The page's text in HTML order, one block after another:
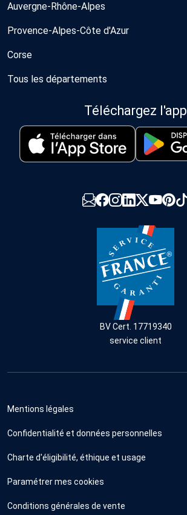
Auvergne-Rhône-Alpes
Provence-Alpes-Côte d'Azur
Corse
Tous les départements
Téléchargez l'app
BV Cert. 17719340
service client
Mentions légales
Confidentialité et données personnelles
Charte d'éligibilité, éthique et usage
Paramétrer mes cookies
Conditions générales de vente